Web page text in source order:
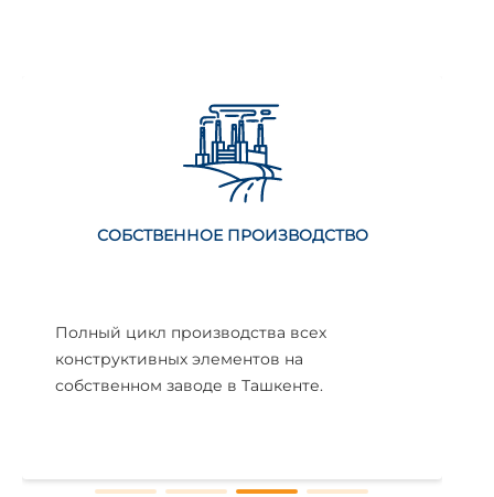
СОБСТВЕННОЕ ПРОИЗВОДСТВО
Полный цикл производства всех
конструктивных элементов на
собственном заводе в Ташкенте.